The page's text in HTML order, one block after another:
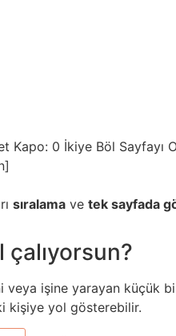
Kapo: 0 İkiye Böl Sayfayı
sıralama vetek sayfada
çalıyorsun?
veya işine yarayan küçük
kişiye yol gösterebilir.